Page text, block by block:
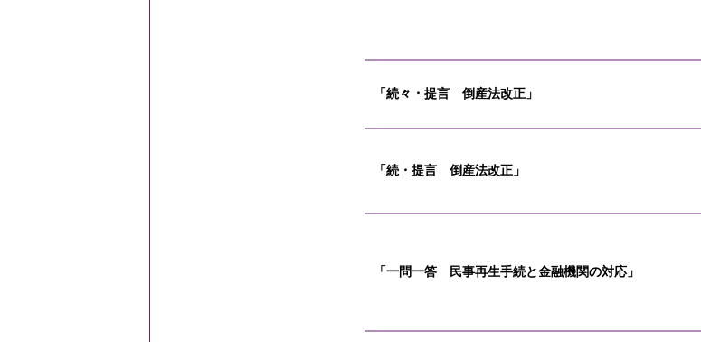
「続々・提言 倒産法改正」
「続・提言 倒産法改正」
「一問一答 民事再生手続と金融機関の対応」